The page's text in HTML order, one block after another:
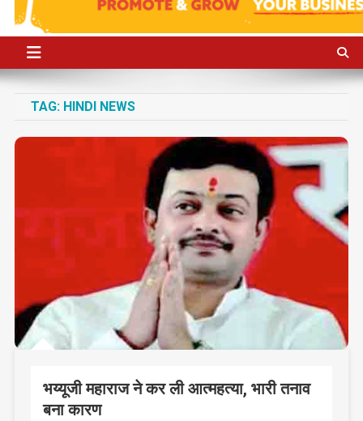
TAG: HINDI NEWS
भय्यूजी महाराज ने कर ली आत्महत्या, भारी तनाव
बना कारण